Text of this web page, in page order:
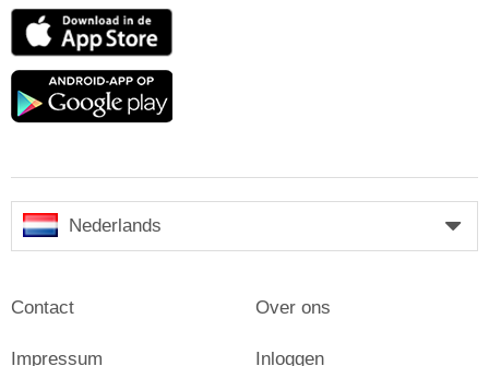
App
Google
Nederlands
Contact
Impressum
Over ons
Inloggen